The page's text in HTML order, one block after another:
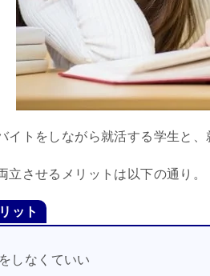
イトをしながら就活する学生と
立させるメリットは以下の通り。
ット
しなくていい